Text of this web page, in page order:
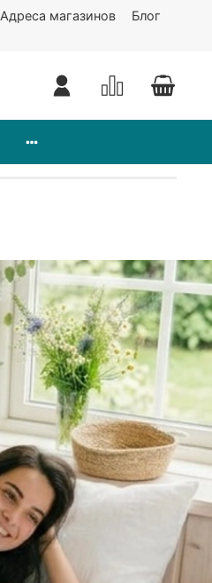
Адреса магазинов Блог